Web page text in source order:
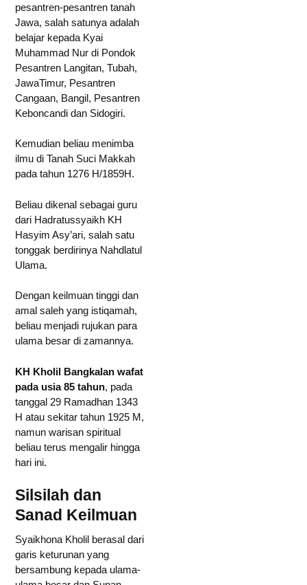
pesantren-pesantren tanah
Jawa, salah satunya adalah
belajar kepada Kyai
Muhammad Nur di Pondok
Pesantren Langitan, Tubah,
JawaTimur, Pesantren
Cangaan, Bangil, Pesantren
Keboncandi dan Sidogiri.
Kemudian beliau menimba
ilmu di Tanah Suci Makkah
pada tahun 1276 H/1859H.
Beliau dikenal sebagai guru
dari Hadratussyaikh KH
Hasyim Asy’ari, salah satu
tonggak berdirinya Nahdlatul
Ulama.
Dengan keilmuan tinggi dan
amal saleh yang istiqamah,
beliau menjadi rujukan para
ulama besar di zamannya.
KH Kholil Bangkalan wafat
pada usia 85 tahun, pada
tanggal 29 Ramadhan 1343
H atau sekitar tahun 1925 M,
namun warisan spiritual
beliau terus mengalir hingga
hari ini.
Silsilah dan
Sanad Keilmuan
Syaikhona Kholil berasal dari
garis keturunan yang
bersambung kepada ulama-